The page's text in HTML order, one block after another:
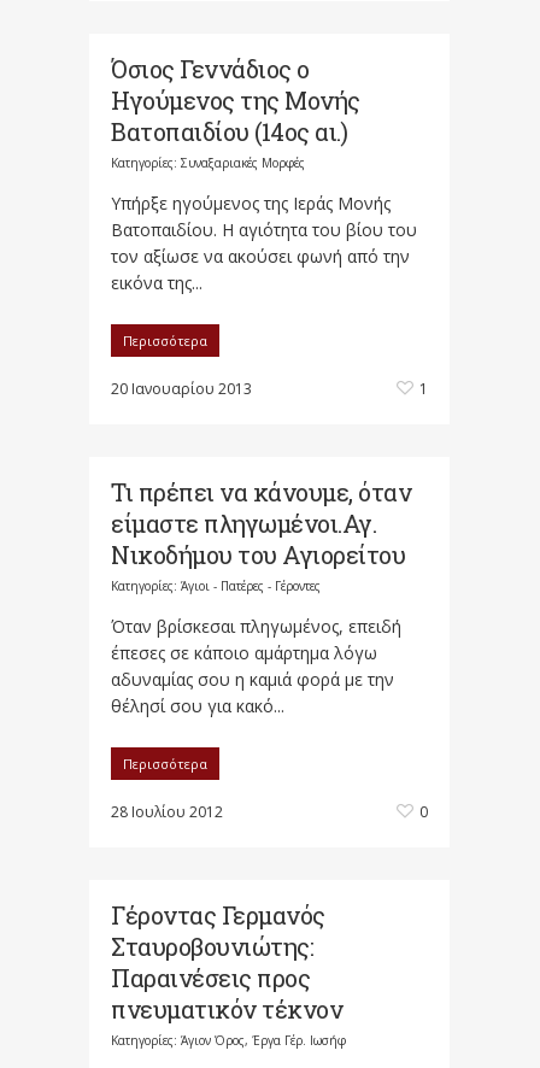
Όσιος Γεννάδιος ο
Ηγούμενος της Μονής
Βατοπαιδίου (14ος αι.)
Κατηγορίες: Συναξαριακές Μορφές
Υπήρξε ηγούμενος της Ιεράς Μονής
Βατοπαιδίου. Η αγιότητα του βίου του
τον αξίωσε να ακούσει φωνή από την
εικόνα της...
Περισσότερα
20 Ιανουαρίου 2013 1
Τι πρέπει να κάνουμε, όταν
είμαστε πληγωμένοι.Αγ.
Νικοδήμου του Αγιορείτου
Κατηγορίες: Άγιοι - Πατέρες - Γέροντες
Όταν βρίσκεσαι πληγωμένος, επειδή
έπεσες σε κάποιο αμάρτημα λόγω
αδυναμίας σου η καμιά φορά με την
θέλησί σου για κακό...
Περισσότερα
28 Ιουλίου 2012 0
Γέροντας Γερμανός
Σταυροβουνιώτης:
Παραινέσεις προς
πνευματικόν τέκνον
Κατηγορίες: Άγιον Όρος, Έργα Γέρ. Ιωσήφ